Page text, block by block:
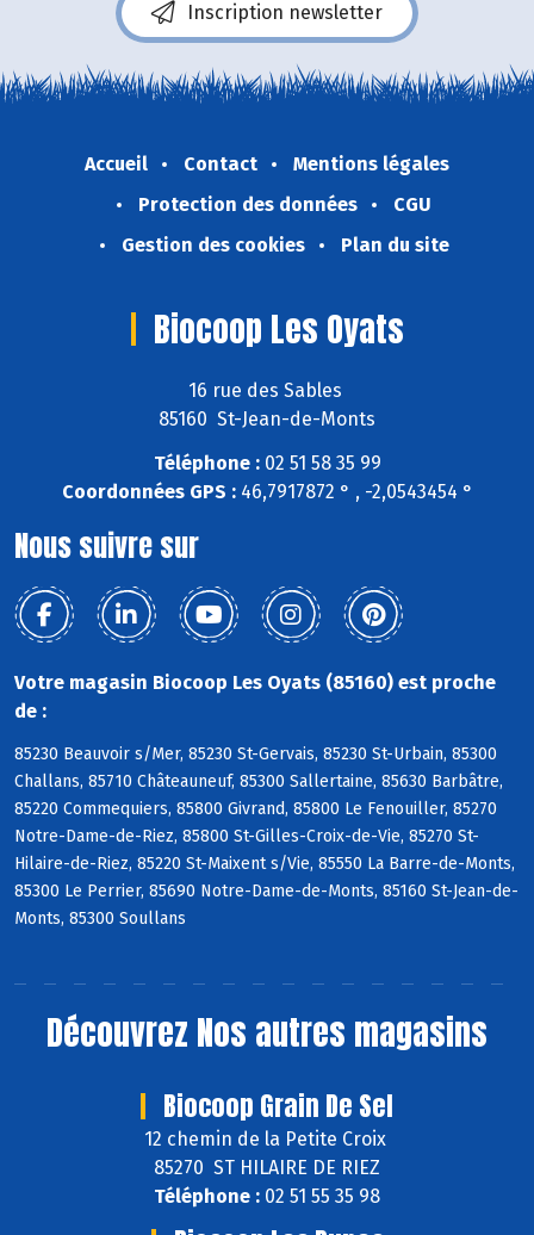
Inscription newsletter
Accueil Contact
Mentions légales
Protection des données
CGU
Gestion des cookies
Plan du site
Biocoop Les Oyats
16 rue des Sables
85160 St-Jean-de-Monts
Téléphone :02 51 58 35 99
Coordonnées GPS :46,7917872 ° , -2,0543454 °
Nous suivre sur
Votre magasin Biocoop Les Oyats (85160) est proche
de :
85230 Beauvoir s/Mer, 85230 St-Gervais, 85230 St-Urbain, 85300
Challans, 85710 Châteauneuf, 85300 Sallertaine, 85630 Barbâtre,
85220 Commequiers, 85800 Givrand, 85800 Le Fenouiller, 85270
Notre-Dame-de-Riez, 85800 St-Gilles-Croix-de-Vie, 85270 St-
Hilaire-de-Riez, 85220 St-Maixent s/Vie, 85550 La Barre-de-Monts,
85300 Le Perrier, 85690 Notre-Dame-de-Monts, 85160 St-Jean-de-
Monts, 85300 Soullans
Découvrez Nos autres magasins
Biocoop Grain De Sel
12 chemin de la Petite Croix
85270 ST HILAIRE DE RIEZ
Téléphone : 02 51 55 35 98